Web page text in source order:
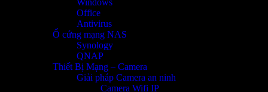
Windows
Office
Antivirus
Ổ cứng mạng NAS
Synology
QNAP
Thiết Bị Mạng – Camera
Giải pháp Camera an ninh
Camera Wifi IP